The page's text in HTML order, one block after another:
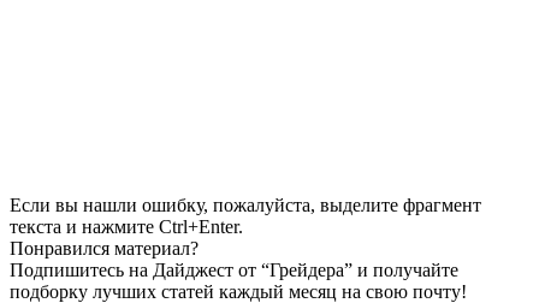
Если вы нашли ошибку, пожалуйста, выделите фрагмент
текста и нажмите Ctrl+Enter.
Понравился материал?
Подпишитесь на Дайджест от “Грейдера” и получайте
подборку лучших статей каждый месяц на свою почту!